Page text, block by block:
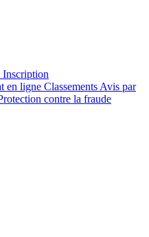
Inscription
en ligne Classements Avis par
contre la fraude